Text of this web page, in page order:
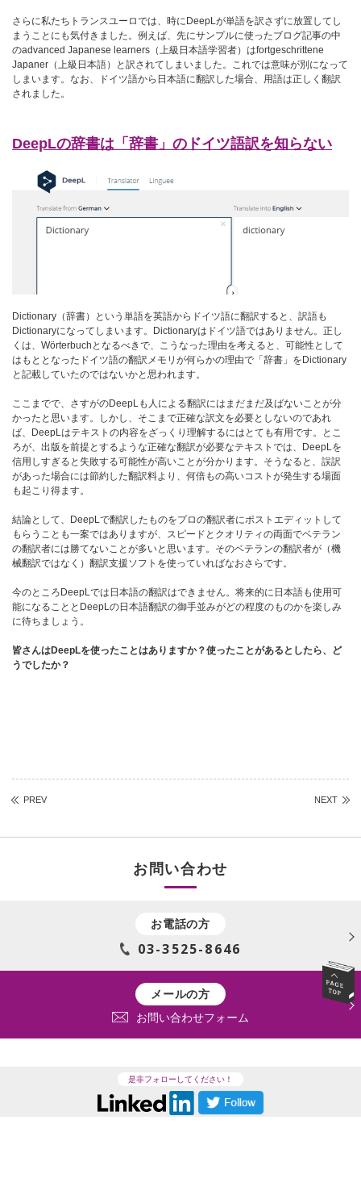
さらに私たちトランスユーロでは、時にDeepLが単語を訳さずに放置してし
まうことにも気付きました。例えば、先にサンプルに使ったブログ記事の中
のadvanced Japanese learners（上級日本語学習者）はfortgeschrittene
Japaner（上級日本語）と訳されてしまいました。これでは意味が別になって
しまいます。なお、ドイツ語から日本語に翻訳した場合、用語は正しく翻訳
されました。
DeepLの辞書は「辞書」のドイツ語訳を知らない
Dictionary（辞書）という単語を英語からドイツ語に翻訳すると、訳語も
Dictionaryになってしまいます。Dictionaryはドイツ語ではありません。正し
くは、Wörterbuchとなるべきで、こうなった理由を考えると、可能性として
はもととなったドイツ語の翻訳メモリが何らかの理由で「辞書」をDictionary
と記載していたのではないかと思われます。
ここまでで、さすがのDeepLも人による翻訳にはまだまだ及ばないことが分
かったと思います。しかし、そこまで正確な訳文を必要としないのであれ
ば、DeepLはテキストの内容をざっくり理解するにはとても有用です。とこ
ろが、出版を前提とするような正確な翻訳が必要なテキストでは、DeepLを
信用しすぎると失敗する可能性が高いことが分かります。そうなると、誤訳
があった場合には節約した翻訳料より、何倍もの高いコストが発生する場面
も起こり得ます。
結論として、DeepLで翻訳したものをプロの翻訳者にポストエディットして
もらうことも一案ではありますが、スピードとクオリティの両面でベテラン
の翻訳者には勝てないことが多いと思います。そのベテランの翻訳者が（機
械翻訳ではなく）翻訳支援ソフトを使っていればなおさらです。
今のところDeepLでは日本語の翻訳はできません。将来的に日本語も使用可
能になることとDeepLの日本語翻訳の御手並みがどの程度のものかを楽しみ
に待ちましょう。
皆さんはDeepLを使ったことはありますか？使ったことがあるとしたら、ど
うでしたか？
PREV NEXT
お問い合わせ
お電話の方
03-3525-8646
メールの方
お問い合わせフォーム
是非フォローしてください！